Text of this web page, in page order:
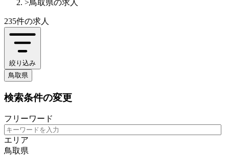
>鳥取県の求人
235件の求人
絞り込み
鳥取県
検索条件の変更
フリーワード
エリア
鳥取県